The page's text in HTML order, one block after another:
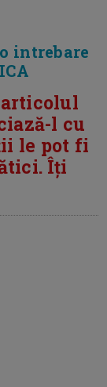
intrebare
l cu
le pot fi
Îți